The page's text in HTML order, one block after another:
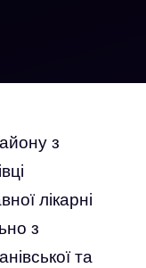
з
лікарні
з
та